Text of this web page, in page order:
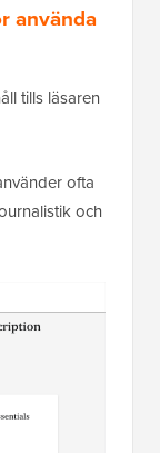
använda
tills läsaren
ofta
och